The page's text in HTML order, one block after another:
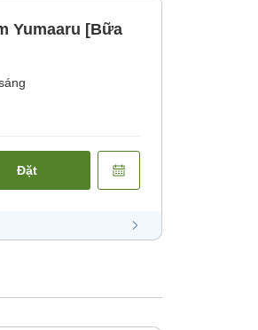
Yumaaru [Bữa
Đặt